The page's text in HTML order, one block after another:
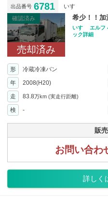
出品番号 6781
いすゞ
確認済み
売却済み
希少！！加
いすゞ エルフ
ック詳細
形 冷蔵冷凍バン
年
2008(H20)
走 83.8万km (実走行距離)
検
-
販
お問い合わ
詳しく